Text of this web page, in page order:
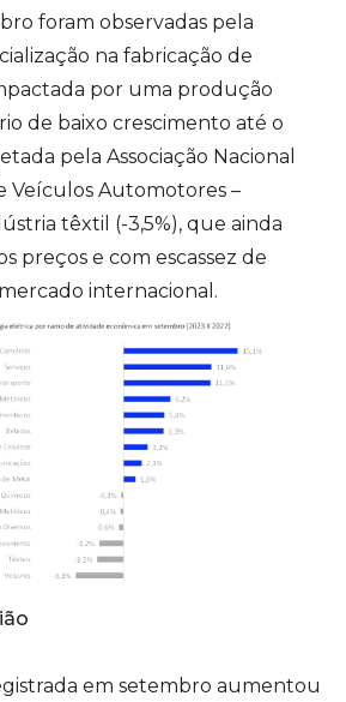
foram observadas pela
na fabricação de
por uma produção
de baixo crescimento até o
pela Associação Nacional
Veículos Automotores –
têxtil (-3,5%), que ainda
preços e com escassez de
internacional.
em setembro aumentou